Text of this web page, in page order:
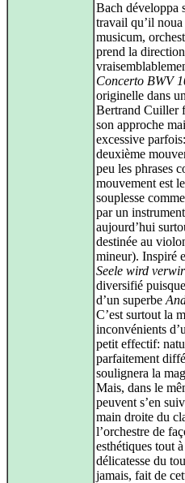
Bach développa
travail qu’il
musicum,
prend la
Concerto BWV
originelle dans
Bertrand Cuiller
son approche
excessive
deuxième
peu les phrases
mouvement est
souplesse
par un
aujourd’hui
destinée au
mineur). Inspiré
Seele wird
diversifié
d’un superbe
C’est surtout la
inconvénients
petit effectif:
parfaitement
soulignera la
Mais, dans le
peuvent s’en
main droite du
l’orchestre de
esthétiques tout
délicatesse du
jamais, fait de